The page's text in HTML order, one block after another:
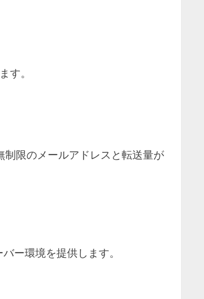
す​​​​。
限のメールアドレスと転送量が
ー環境を提供します​​。